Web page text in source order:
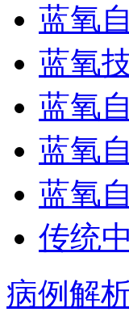
蓝氧
蓝氧
蓝氧
蓝氧
蓝氧
传统
病例解